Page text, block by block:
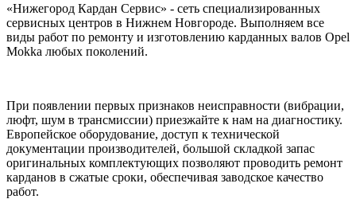
«Нижегород Кардан Сервис» - сеть специализированных
сервисных центров в Нижнем Новгороде. Выполняем все
виды работ по ремонту и изготовлению карданных валов Opel
Mokka любых поколений.
При появлении первых признаков неисправности (вибрации,
люфт, шум в трансмиссии) приезжайте к нам на диагностику.
Европейское оборудование, доступ к технической
документации производителей, большой складкой запас
оригинальных комплектующих позволяют проводить ремонт
карданов в сжатые сроки, обеспечивая заводское качество
работ.